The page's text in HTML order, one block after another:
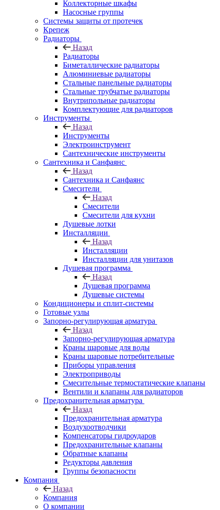
Коллекторные шкафы
Насосные группы
Системы защиты от протечек
Крепеж
Радиаторы
Назад
Радиаторы
Биметаллические радиаторы
Алюминиевые радиаторы
Стальные панельные радиаторы
Стальные трубчатые радиаторы
Внутрипольные радиаторы
Комплектующие для радиаторов
Инструменты
Назад
Инструменты
Электроинструмент
Сантехнические инструменты
Сантехника и Санфаянс
Назад
Сантехника и Санфаянс
Смесители
Назад
Смесители
Смесители для кухни
Душевые лотки
Инсталляции
Назад
Инсталляции
Инсталляции для унитазов
Душевая программа
Назад
Душевая программа
Душевые системы
Кондиционеры и сплит-системы
Готовые узлы
Запорно-регулирующая арматура
Назад
Запорно-регулирующая арматура
Краны шаровые для воды
Краны шаровые потребительные
Приборы управления
Электроприводы
Смесительные термостатические клапаны
Вентили и клапаны для радиаторов
Предохранительная арматура
Назад
Предохранительная арматура
Воздухоотводчики
Компенсаторы гидроударов
Предохранительные клапаны
Обратные клапаны
Редукторы давления
Группы безопасности
Компания
Назад
Компания
О компании